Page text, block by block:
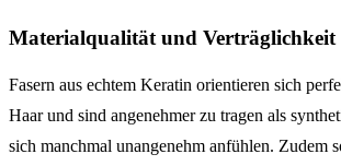
Materialqualität und Verträglichkeit
Fasern aus echtem Keratin orientieren sich
Haar und sind angenehmer zu tragen als
sich manchmal unangenehm anfühlen. Zudem